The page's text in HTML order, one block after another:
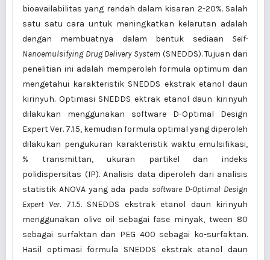
bioavailabilitas yang rendah dalam kisaran 2-20%. Salah
satu satu cara untuk meningkatkan kelarutan adalah
dengan membuatnya dalam bentuk sediaan Self-
Nanoemulsifying Drug Delivery System (SNEDDS). Tujuan dari
penelitian ini adalah memperoleh formula optimum dan
mengetahui karakteristik SNEDDS ekstrak etanol daun
kirinyuh. Optimasi SNEDDS ektrak etanol daun kirinyuh
dilakukan menggunakan software D-Optimal Design
Expert Ver. 7.1.5, kemudian formula optimal yang diperoleh
dilakukan pengukuran karakteristik waktu emulsifikasi,
% transmittan, ukuran partikel dan indeks
polidispersitas (IP). Analisis data diperoleh dari analisis
statistik ANOVA yang ada pada software D-Optimal Design
Expert Ver. 7.1.5. SNEDDS ekstrak etanol daun kirinyuh
menggunakan olive oil sebagai fase minyak, tween 80
sebagai surfaktan dan PEG 400 sebagai ko-surfaktan.
Hasil optimasi formula SNEDDS ekstrak etanol daun